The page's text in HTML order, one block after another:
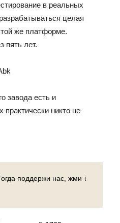
в реальных
целая
же платформе.
пять лет.
завода есть и
практически никто не
поддержи нас, жми ↓